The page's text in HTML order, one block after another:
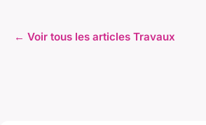
← Voir tous les articles Travaux